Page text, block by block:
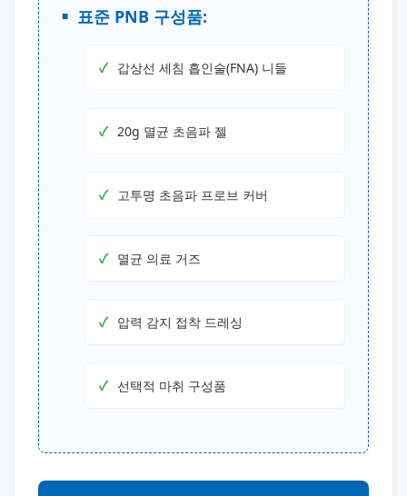
표준 PNB 구성품:
갑상선 세침 흡인술(FNA) 니들
20g 멸균 초음파 젤
고투명 초음파 프로브 커버
멸균 의료 거즈
압력 감지 접착 드레싱
선택적 마취 구성품